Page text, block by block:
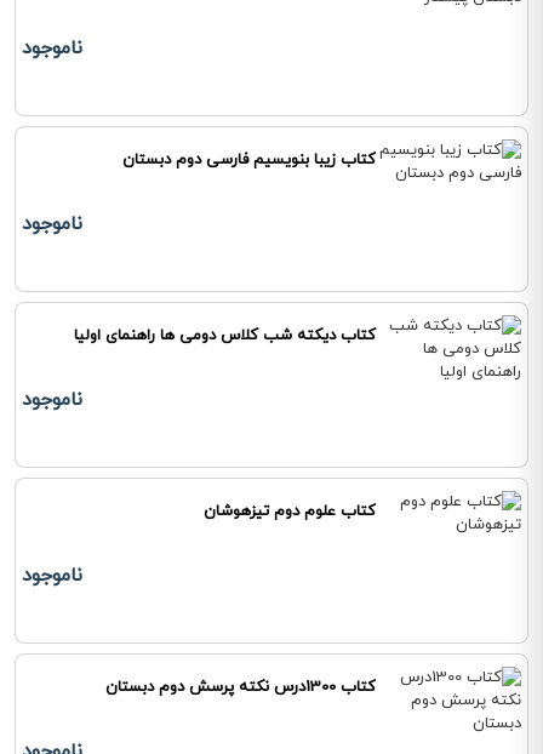
ناموجود
کتاب زیبا بنویسیم فارسی دوم دبستان
ناموجود
کتاب دیکته شب کلاس دومی ها راهنمای اولیا
ناموجود
کتاب علوم دوم تیزهوشان
ناموجود
کتاب 1300درس نکته پرسش دوم دبستان